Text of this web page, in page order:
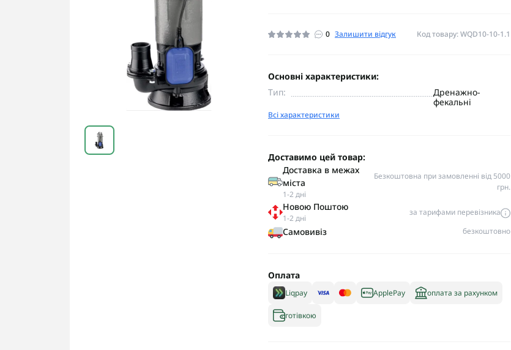
0 Залишити відгук Код товару: WQD10-10-1.1
Основні характеристики:
Тип:
Дренажно-
фекальні
Всі характеристики
Доставимо цей товар:
Доставка в межах
міста
1-2 дні
Безкоштовна при замовленні від 5000
грн.
Новою Поштою
1-2 дні
за тарифами перевізника
Самовивіз безкоштовно
Оплата
Liqpay ApplePay оплата за рахунком
готівкою